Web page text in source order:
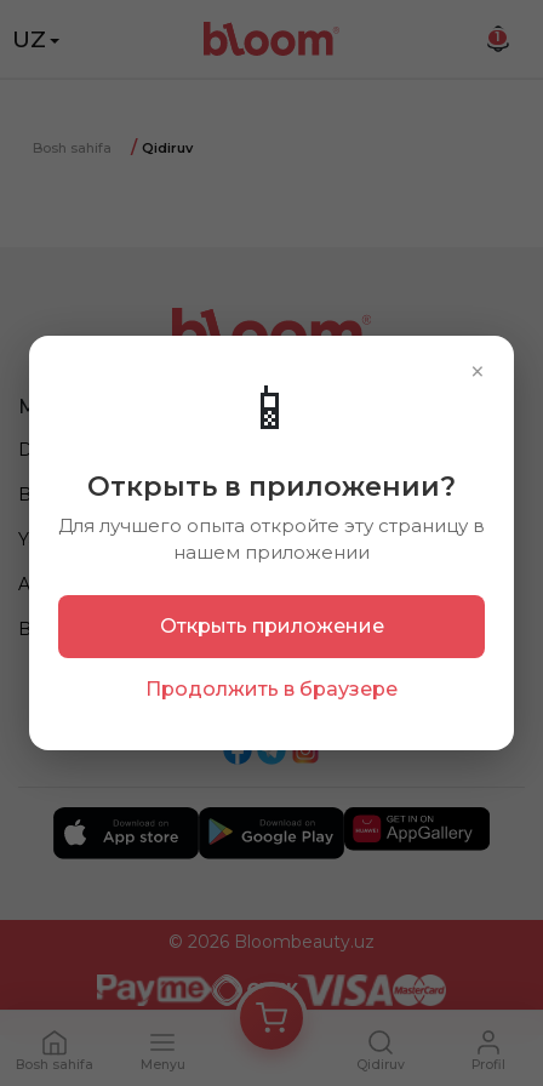
×
📱
Открыть в приложении?
Для лучшего опыта откройте эту страницу в
нашем приложении
Открыть приложение
Продолжить в браузере
UZ 1
Bosh sahifa Qidiruv
Ma'lumot
Do'konlar
Brendlar
Yangiliklar
Aksiyalar
Blog
Vakansiyalar
Ommaviy oferta
Ijtimoiy tarmoqlarimiz
© 2026 Bloombeauty.uz
Bosh sahifa Menyu Qidiruv Profil